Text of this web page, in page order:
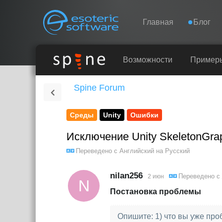
Esoteric Software
Navigation Главная Блог
Возможности
Spine Forum
Среды Unity Ошибки
Исключение Unity
Переведено с Английский на Русский
N
nilan256 2 июн Переведено с
Постановка проблемы
Опишите: 1) что вы уже